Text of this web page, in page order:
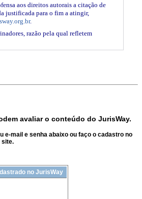
aos direitos autorais a citação de
justificada para o fim a atingir,
.
razão pela qual refletem
avaliar o conteúdo do JurisWay.
e-mail e senha abaixo ou faço o cadastro no
site.
no JurisWay